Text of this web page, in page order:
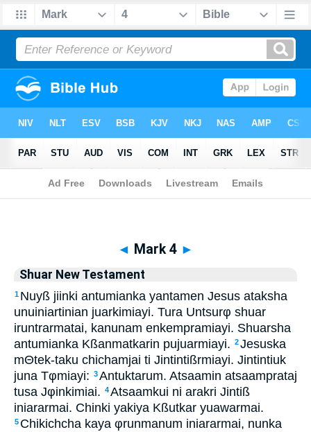
Biblia> Shuar New Testament > Mark 4
◄ Mark 4 ►
Shuar New Testament
1 Nuyß jiinki antumianka yantamen Jesus ataksha
unuiniartinian juarkimiayi. Tura Untsurφ shuar
iruntrarmatai, kanunam enkempramiayi. Shuarsha
antumianka Kßanmatkarin pujuarmiayi. 2Jesuska
mΘtek-taku chichamjai ti Jintintißrmiayi. Jintintiuk
juna Tφmiayi: 3Antuktarum. Atsaamin atsaamprataj
tusa Jφinkimiai. 4Atsaamkui ni arakri Jintiß
iniararmai. Chinki yakiya Kßutkar yuawarmai.
5 Chikichcha kaya φrunmanum iniararmai, nunka